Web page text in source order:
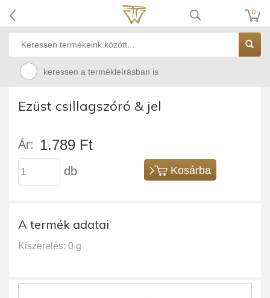
0
keressen a termékleírásban is
Ezüst csillagszóró & jel
Ár: 1.789 Ft
db Kosárba
A termék adatai
Kiszerelés: 0 g